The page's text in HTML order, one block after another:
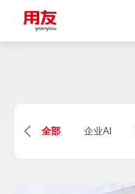
Singapore
全部 企业AI